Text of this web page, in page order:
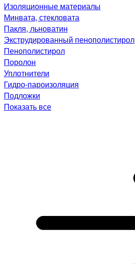
Изоляционные материалы
Минвата, стекловата
Пакля, льноватин
Экструдированный пенополистирол
Пенополистирол
Поролон
Уплотнители
Гидро-пароизоляция
Подложки
Показать все